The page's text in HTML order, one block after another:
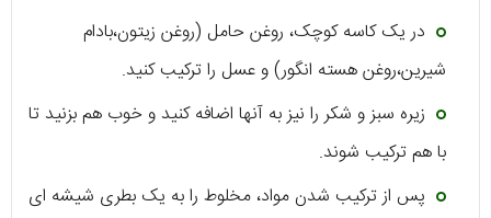
در یک کاسه کوچک، روغن حامل (روغن زیتون،بادام
شیرین،روغن هسته انگور) و عسل را ترکیب کنید.
زیره سبز و شکر را نیز به آنها اضافه کنید و خوب هم بزنید تا
با هم ترکیب شوند.
پس از ترکیب شدن مواد، مخلوط را به یک بطری شیشه ای